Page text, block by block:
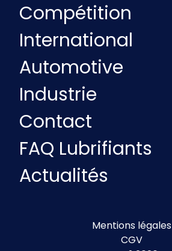
Compétition
International
Automotive
Industrie
Contact
FAQ Lubrifiants
Actualités
Mentions légales
CGV